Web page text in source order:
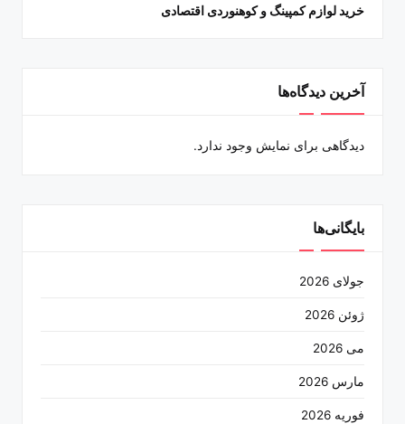
خرید لوازم کمپینگ و کوهنوردی اقتصادی
آخرین دیدگاه‌ها
دیدگاهی برای نمایش وجود ندارد.
بایگانی‌ها
جولای 2026
ژوئن 2026
می 2026
مارس 2026
فوریه 2026